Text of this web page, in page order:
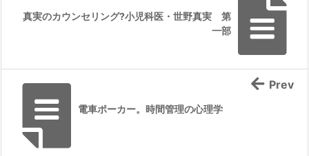
真実のカウンセリング?小児科医・世野真実 第
一部
電車ポーカー。時間管理の心理学
Prev